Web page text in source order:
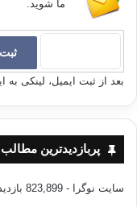
ما شوید.
بعد از ثبت ایمیل، لینکی به
پربازدیدترین
سایت نوگرا - 823,899 بازدید